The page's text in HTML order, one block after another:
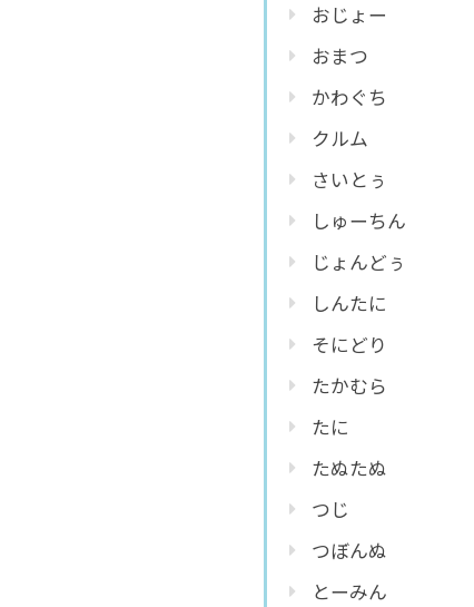
おじょー
おまつ
かわぐち
クルム
さいとぅ
しゅーちん
じょんどぅ
しんたに
そにどり
たかむら
たに
たぬたぬ
つじ
つぼんぬ
とーみん